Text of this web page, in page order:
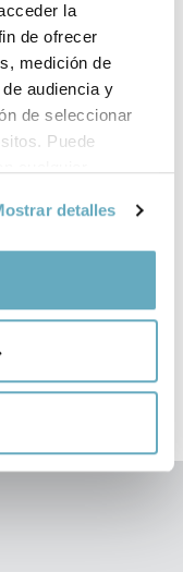
la
de ofrecer
medición de
audiencia y
de seleccionar
Puede
de varios
activamente
en la Declaración
detalles